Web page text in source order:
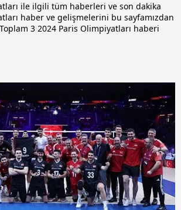
ile ilgili tüm haberleri ve son dakika
haber ve gelişmelerini bu sayfamızdan
3 2024 Paris Olimpiyatları haberi